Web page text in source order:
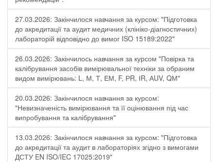
27.03.2026: Закінчилося навчання за курсом: "Підготовка
до акредитації та аудит медичних (клініко-діагностичних)
лабораторій відповідно до вимог ISO 15189:2022"
26.03.2026: Закінчилось навчання за курсом "Повірка та
калібрування засобів вимірювальної техніки за обраним
видом вимірювань: L, М, Т, ЕМ, F, РR, ІR, АUV, QМ"
20.03.2026: Закінчилося навчання за курсом:
"Невизначеність вимірювання та її оцінювання під час
випробування та калібрування"
13.03.2026: Закінчилося навчання за курсом: "Підготовка
до акредитації та аудит в лабораторіях згідно з вимогами
ДСТУ EN ISO/IEC 17025:2019"